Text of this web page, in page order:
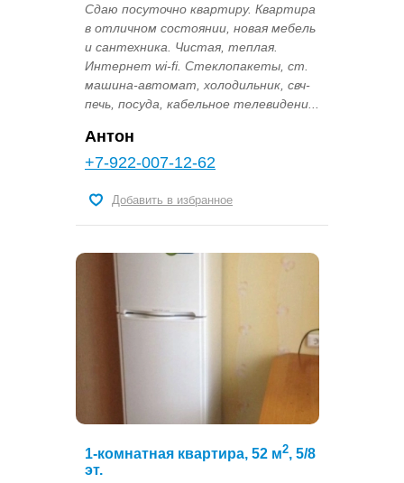
Сдаю посуточно квартиру. Квартира
в отличном состоянии, новая мебель
и сантехника. Чистая, теплая.
Интернет wi-fi. Стеклопакеты, ст.
машина-автомат, холодильник, свч-
печь, посуда, кабельное телевидени...
Антон
+7-922-007-12-62
Добавить в избранное
1-комнатная квартира, 52 м2, 5/8
эт.